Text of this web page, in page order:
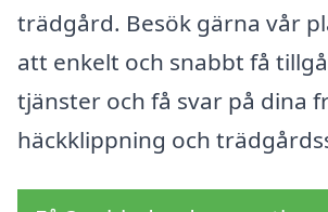
trädgård. Besök gärna vår
att enkelt och snabbt få
tjänster och få svar på dina
häckklippning och